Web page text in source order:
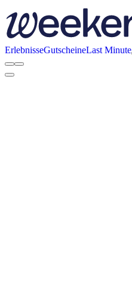
ErlebnisseGutscheineLast Minute